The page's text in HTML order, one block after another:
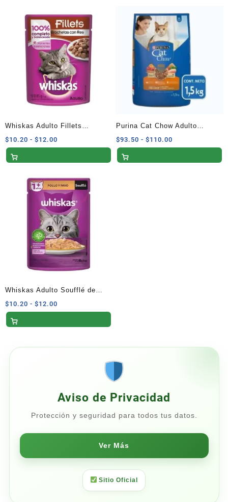
$6.80
hasta
$8.00
$10.20
hasta
$12.00
Whiskas Adulto Fillets
Brochetas con Res 85g
$10.20 - $12.00
de
$10.20
hasta
$12.00
Purina Cat Chow Adulto
Esterilizados Sabor Pescado
1.5 Kg
$93.50 - $110.00
de
Whiskas Adulto Soufflé de
Pavo y Pollo 85 Gramos
$10.20 - $12.00
de
$10.20
Aviso de Privacidad
Protección y seguridad para todos tus datos.
Ver Más
Sitio Oficial